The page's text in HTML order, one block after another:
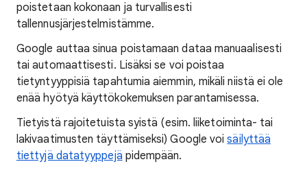
poistetaan kokonaan ja turvallisesti
tallennusjärjestelmistämme.
Google auttaa sinua poistamaan dataa manuaalisesti
tai automaattisesti. Lisäksi se voi poistaa
tietyntyyppisiä tapahtumia aiemmin, mikäli niistä ei ole
enää hyötyä käyttökokemuksen parantamisessa.
Tietyistä rajoitetuista syistä (esim. liiketoiminta- tai
lakivaatimusten täyttämiseksi) Google voisäilyttää
tiettyjä datatyyppejä pidempään.